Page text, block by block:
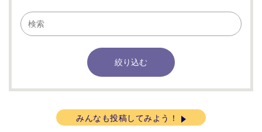
みんなも投稿してみよう！